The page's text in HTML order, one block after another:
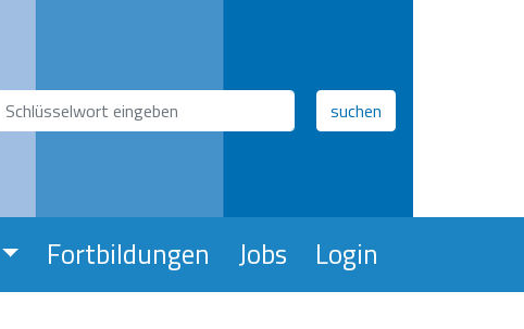
suchen
Fortbildungen Jobs Login